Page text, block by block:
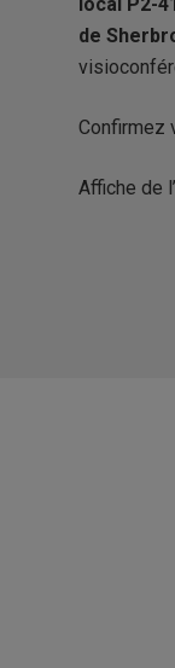
de
Confirmez
Affiche de